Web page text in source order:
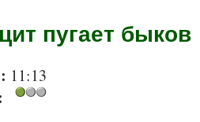
пугает быков
11:13